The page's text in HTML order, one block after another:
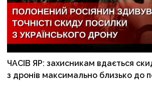
ЧАСІВ ЯР: захисникам вдається
з дронів максимально близько до